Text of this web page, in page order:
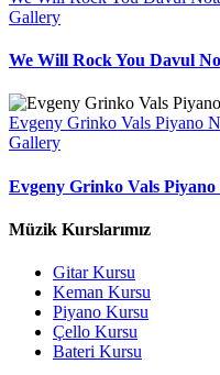
Gallery
We Will Rock You Davul
Evgeny Grinko Vals Piyano
Gallery
Evgeny Grinko Vals Piyano
Müzik Kurslarımız
Gitar Kursu
Keman Kursu
Piyano Kursu
Çello Kursu
Bateri Kursu